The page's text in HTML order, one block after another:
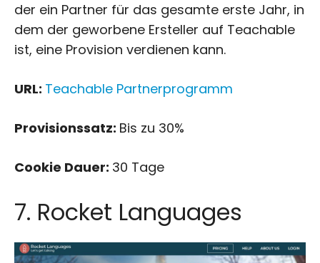
der ein Partner für das gesamte erste Jahr, in
dem der geworbene Ersteller auf Teachable
ist, eine Provision verdienen kann.
URL: Teachable Partnerprogramm
Provisionssatz: Bis zu 30%
Cookie Dauer: 30 Tage
7. Rocket Languages